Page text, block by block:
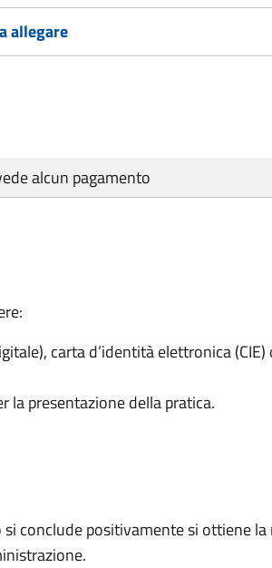
allegare
alcun pagamento
carta d’identità elettronica (CIE)
la presentazione della pratica.
conclude positivamente si ottiene